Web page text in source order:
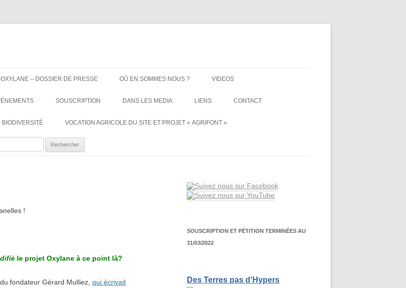
au
– DOSSIER DE PRESSE OÙ EN SOMMES NOUS ? VIDEOS
SOUSCRIPTION DANS LES MEDIA LIENS CONTACT
BIODIVERSITÉ VOCATION AGRICOLE DU SITE ET PROJET « AGRIFONT »
!
le projet Oxylane à ce point là?
fondateur Gérard Mulliez, qui écrivait
SOUSCRIPTION ET PÉTITION TERMINÉES AU
31/03/2022
Des Terres pas d'Hypers